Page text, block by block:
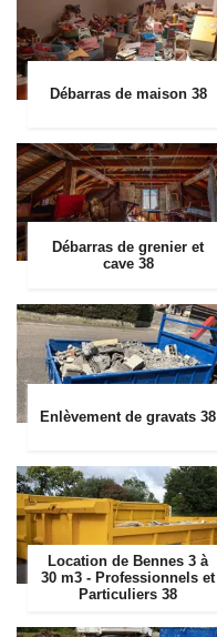
Débarras de maison 38
Débarras de grenier et
cave 38
Enlèvement de gravats 38
Location de Bennes 3 à
30 m3 - Professionnels et
Particuliers 38